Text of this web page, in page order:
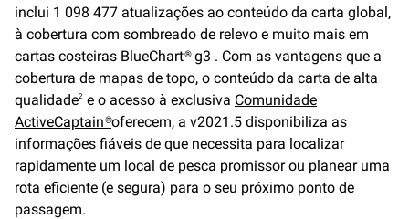
inclui 1 098 477 atualizações ao conteúdo da carta global,
à cobertura com sombreado de relevo e muito mais em
cartas costeiras BlueChart® g3 . Com as vantagens que a
cobertura de mapas de topo, o conteúdo da carta de alta
qualidade2 e o acesso à exclusiva Comunidade
ActiveCaptain®oferecem, a v2021.5 disponibiliza as
informações fiáveis de que necessita para localizar
rapidamente um local de pesca promissor ou planear uma
rota eficiente (e segura) para o seu próximo ponto de
passagem.